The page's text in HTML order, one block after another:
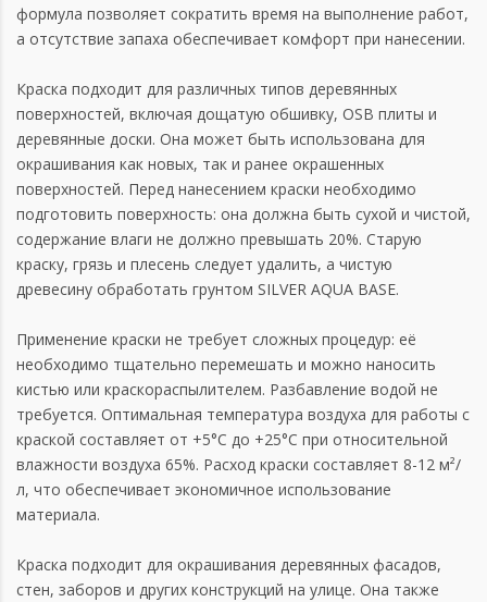
формула позволяет сократить время на выполнение работ,
а отсутствие запаха обеспечивает комфорт при нанесении.
Краска подходит для различных типов деревянных
поверхностей, включая дощатую обшивку, OSB плиты и
деревянные доски. Она может быть использована для
окрашивания как новых, так и ранее окрашенных
поверхностей. Перед нанесением краски необходимо
подготовить поверхность: она должна быть сухой и чистой,
содержание влаги не должно превышать 20%. Старую
краску, грязь и плесень следует удалить, а чистую
древесину обработать грунтом SILVER AQUA BASE.
Применение краски не требует сложных процедур: её
необходимо тщательно перемешать и можно наносить
кистью или краскораспылителем. Разбавление водой не
требуется. Оптимальная температура воздуха для работы с
краской составляет от +5°С до +25°С при относительной
влажности воздуха 65%. Расход краски составляет 8-12 м²/
л, что обеспечивает экономичное использование
материала.
Краска подходит для окрашивания деревянных фасадов,
стен, заборов и других конструкций на улице. Она также